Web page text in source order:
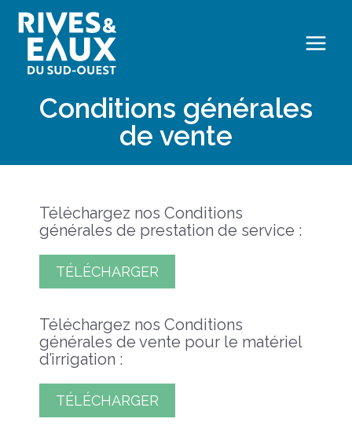
contenu
I
O
I
O
I
O
services
I
O
I
O
services
services
Conditions générales
de vente
Téléchargez nos Conditions
générales de prestation de service :
TÉLÉCHARGER
Téléchargez nos Conditions
générales de vente pour le matériel
d’irrigation :
TÉLÉCHARGER